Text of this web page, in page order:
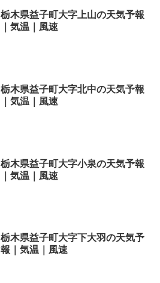
栃木県益子町大字上山の天気予報
｜気温｜風速
栃木県益子町大字北中の天気予報
｜気温｜風速
栃木県益子町大字小泉の天気予報
｜気温｜風速
栃木県益子町大字下大羽の天気予
報｜気温｜風速